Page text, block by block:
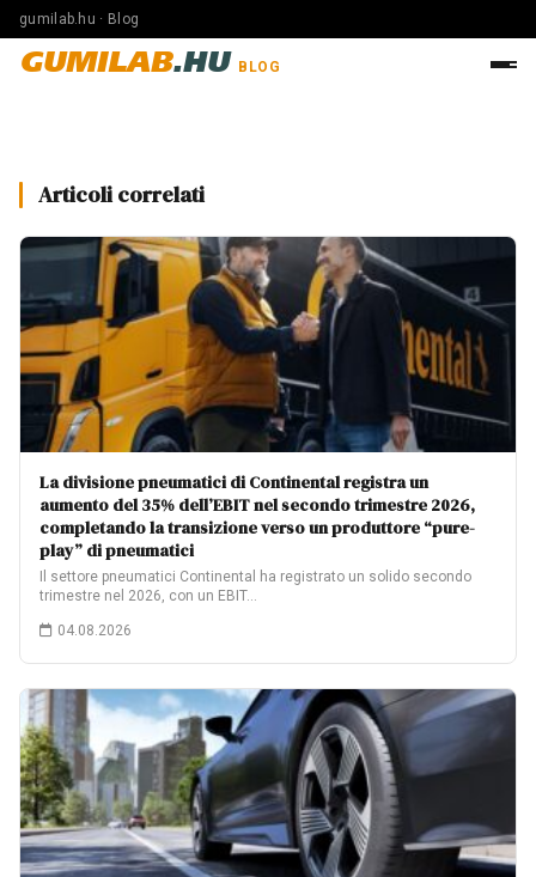
gumilab.hu · Blog
GUMILAB.HU BLOG
Articoli correlati
La divisione pneumatici di Continental registra un
aumento del 35% dell’EBIT nel secondo trimestre 2026,
completando la transizione verso un produttore “pure-
play” di pneumatici
Il settore pneumatici Continental ha registrato un solido secondo
trimestre nel 2026, con un EBIT…
04.08.2026